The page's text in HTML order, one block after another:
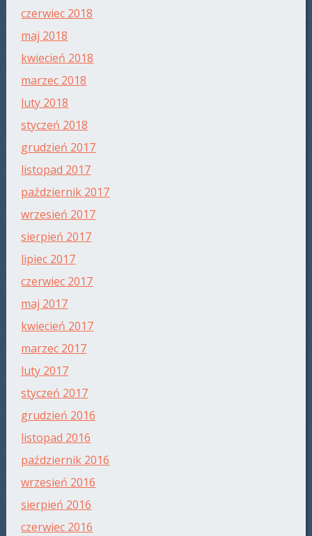
czerwiec 2018
maj 2018
kwiecień 2018
marzec 2018
luty 2018
styczeń 2018
grudzień 2017
listopad 2017
październik 2017
wrzesień 2017
sierpień 2017
lipiec 2017
czerwiec 2017
maj 2017
kwiecień 2017
marzec 2017
luty 2017
styczeń 2017
grudzień 2016
listopad 2016
październik 2016
wrzesień 2016
sierpień 2016
czerwiec 2016